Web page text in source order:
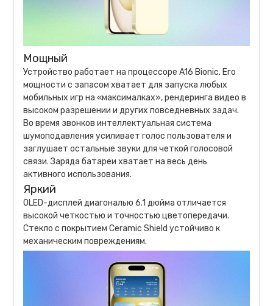
Мощный
Устройство работает на процессоре A16 Bionic. Его
мощности с запасом хватает для запуска любых
мобильных игр на «максималках», рендеринга видео в
высоком разрешении и других повседневных задач.
Во время звонков интеллектуальная система
шумоподавления усиливает голос пользователя и
заглушает остальные звуки для четкой голосовой
связи. Заряда батареи хватает на весь день
активного использования.
Яркий
OLED-дисплей диагональю 6.1 дюйма отличается
высокой четкостью и точностью цветопередачи.
Стекло с покрытием Ceramic Shield устойчиво к
механическим повреждениям.